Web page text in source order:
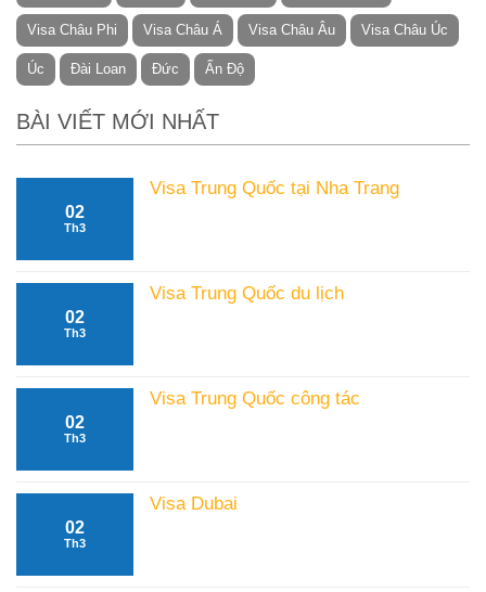
Visa Châu Phi Visa Châu Á Visa Châu Âu Visa Châu Úc
Úc Đài Loan Đức Ấn Độ
BÀI VIẾT MỚI NHẤT
02
Th3
Visa Trung Quốc tại Nha Trang
ở
tại
Nha
02
Th3
Visa Trung Quốc du lịch
ở
du
lịch
02
Th3
Visa Trung Quốc công tác
ở
02
Th3
Visa Dubai